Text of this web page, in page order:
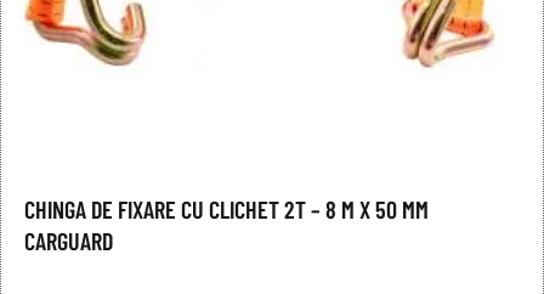
CHINGA DE FIXARE CU CLICHET 2T – 8 M X 50 MM
CARGUARD